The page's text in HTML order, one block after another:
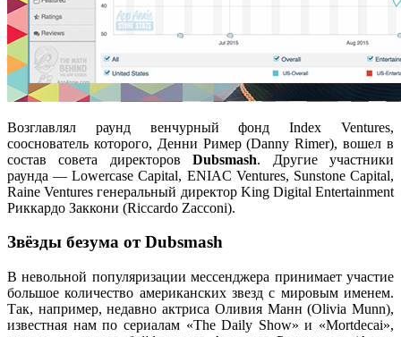
Возглавлял раунд венчурный фонд Index Ventures,
сооснователь которого, Денни Ример (Danny Rimer), вошел в
состав совета директоровDubsmash. Другие участники
раунда — Lowercase Capital, ENIAC Ventures, Sunstone Capital,
Raine Ventures генеральный директор King Digital Entertainment
Риккардо Заккони (Riccardo Zacconi).
Звёзды безума от Dubsmash
В невольной популяризации мессенджера принимает участие
большое количество американских звезд с мировым именем.
Так, например, недавно актриса Оливия Манн (Olivia Munn),
известная нам по сериалам «The Daily Show» и «Mortdecai»,